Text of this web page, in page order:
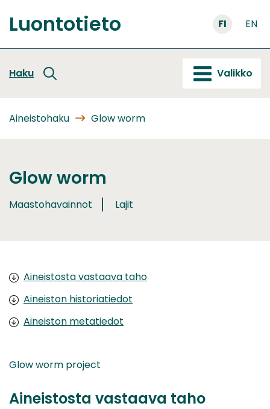
sisältöön
Etusivu
Luontotieto FI EN
Haku Valikko
Aineistohaku Glow worm
Glow worm
Maastohavainnot Lajit
Aineistosta vastaava taho
Aineiston historiatiedot
Aineiston metatiedot
Glow worm project
Aineistosta vastaava taho